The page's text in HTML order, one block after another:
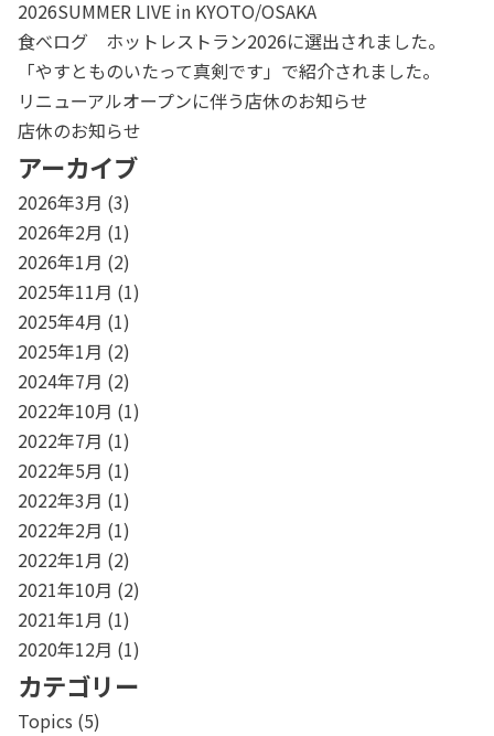
2026SUMMER LIVE in KYOTO/OSAKA
食べログ ホットレストラン2026に選出されました。
「やすとものいたって真剣です」で紹介されました。
リニューアルオープンに伴う店休のお知らせ
店休のお知らせ
アーカイブ
2026年3月 (3)
2026年2月 (1)
2026年1月 (2)
2025年11月 (1)
2025年4月 (1)
2025年1月 (2)
2024年7月 (2)
2022年10月 (1)
2022年7月 (1)
2022年5月 (1)
2022年3月 (1)
2022年2月 (1)
2022年1月 (2)
2021年10月 (2)
2021年1月 (1)
2020年12月 (1)
カテゴリー
Topics (5)